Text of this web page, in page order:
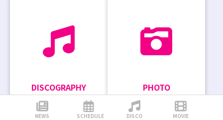
DISCOGRAPHY
会員の方向けに新曲の先行試
聴をご案内する場合がありま
PHOTO
スタッフが撮影したバックヤ
ードでの素顔や、イベントの
裏側を公開しています。
NEWS SCHEDULE DISCO MOVIE